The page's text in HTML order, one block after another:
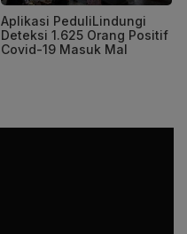
Aplikasi PeduliLindungi
Deteksi 1.625 Orang Positif
Covid-19 Masuk Mal